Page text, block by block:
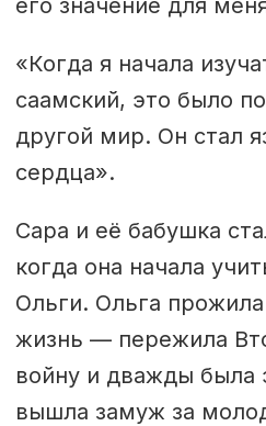
«Когда я начала
саамский, это было
другой мир. Он стал
сердца».
Сара и её бабушка
когда она начала
Ольги. Ольга
жизнь — пережила
войну и дважды была
вышла замуж за